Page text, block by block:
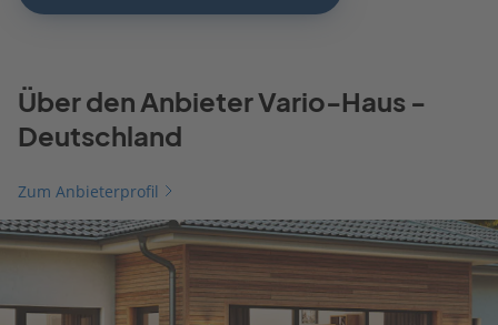
Über den Anbieter Vario-Haus -
Deutschland
Zum Anbieterprofil